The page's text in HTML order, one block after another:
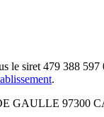
le siret 479 388 597
.
GAULLE 97300